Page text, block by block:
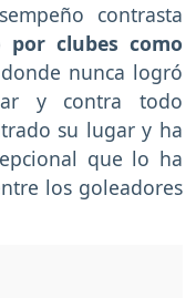
contrasta
clubes como
nunca logró
y contra todo
su lugar y ha
que lo ha
los goleadores